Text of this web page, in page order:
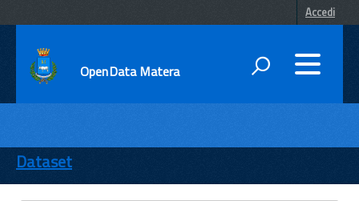
Accedi
OpenData Matera
ENTI
TEMI
Dataset